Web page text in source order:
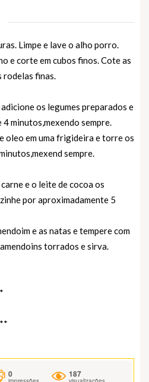
Limpe e lave o alho porro.
e corte em cubos finos. Cote as
rodelas finas.
os legumes preparados e
minutos,mexendo sempre.
oleo em uma frigideira e torre os
sempre.
e o leite de cocoa os
por aproximadamente 5
e as natas e tempere com
torrados e sirva.
0 187